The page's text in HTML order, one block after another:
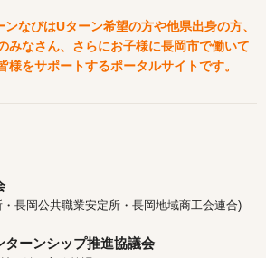
なびはUターン希望の方や他県出身の方、
みなさん、さらにお子様に長岡市で働いて
様をサポートするポータルサイトです。
長岡公共職業安定所・長岡地域商工会連合)
ーンシップ推進協議会